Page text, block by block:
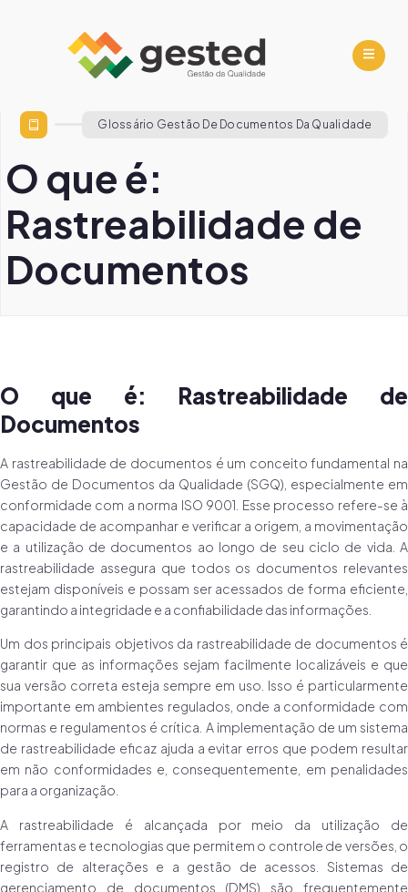
Glossário Gestão De Documentos Da Qualidade
O que é:
Rastreabilidade de
Documentos
O que é: Rastreabilidade de
Documentos
A rastreabilidade de documentos é um conceito fundamental na
Gestão de Documentos da Qualidade (SGQ), especialmente em
conformidade com a norma ISO 9001. Esse processo refere-se à
capacidade de acompanhar e verificar a origem, a movimentação
e a utilização de documentos ao longo de seu ciclo de vida. A
rastreabilidade assegura que todos os documentos relevantes
estejam disponíveis e possam ser acessados de forma eficiente,
garantindo a integridade e a confiabilidade das informações.
Um dos principais objetivos da rastreabilidade de documentos é
garantir que as informações sejam facilmente localizáveis e que
sua versão correta esteja sempre em uso. Isso é particularmente
importante em ambientes regulados, onde a conformidade com
normas e regulamentos é crítica. A implementação de um sistema
de rastreabilidade eficaz ajuda a evitar erros que podem resultar
em não conformidades e, consequentemente, em penalidades
para a organização.
A rastreabilidade é alcançada por meio da utilização de
ferramentas e tecnologias que permitem o controle de versões, o
registro de alterações e a gestão de acessos. Sistemas de
gerenciamento de documentos (DMS) são frequentemente